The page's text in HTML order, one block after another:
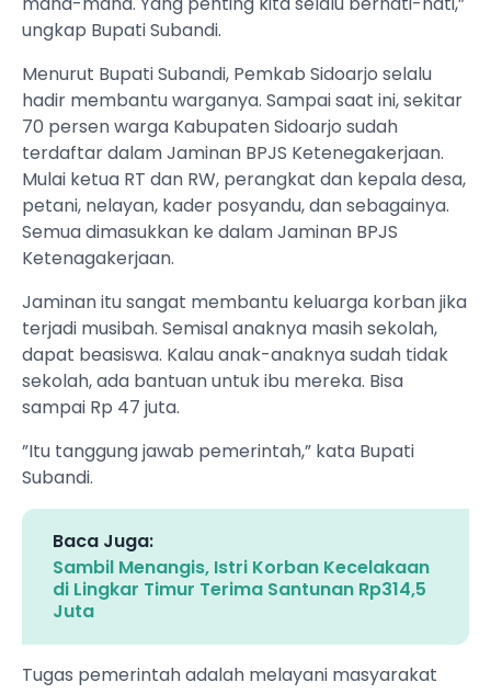
ungkap Bupati Subandi.
Menurut Bupati Subandi, Pemkab Sidoarjo selalu
hadir membantu warganya. Sampai saat ini, sekitar
70 persen warga Kabupaten Sidoarjo sudah
terdaftar dalam Jaminan BPJS Ketenegakerjaan.
Mulai ketua RT dan RW, perangkat dan kepala desa,
petani, nelayan, kader posyandu, dan sebagainya.
Semua dimasukkan ke dalam Jaminan BPJS
Ketenagakerjaan.
Jaminan itu sangat membantu keluarga korban jika
terjadi musibah. Semisal anaknya masih sekolah,
dapat beasiswa. Kalau anak-anaknya sudah tidak
sekolah, ada bantuan untuk ibu mereka. Bisa
sampai Rp 47 juta.
”Itu tanggung jawab pemerintah,” kata Bupati
Subandi.
Baca Juga:
Sambil Menangis, Istri Korban Kecelakaan
di Lingkar Timur Terima Santunan Rp314,5
Juta
Tugas pemerintah adalah melayani masyarakat